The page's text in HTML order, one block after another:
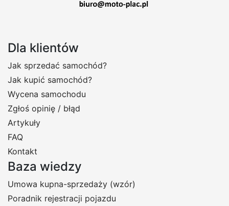
Dla klientów
Jak sprzedać samochód?
Jak kupić samochód?
Wycena samochodu
Zgłoś opinię / błąd
Artykuły
FAQ
Kontakt
Baza wiedzy
Umowa kupna-sprzedaży (wzór)
Poradnik rejestracji pojazdu